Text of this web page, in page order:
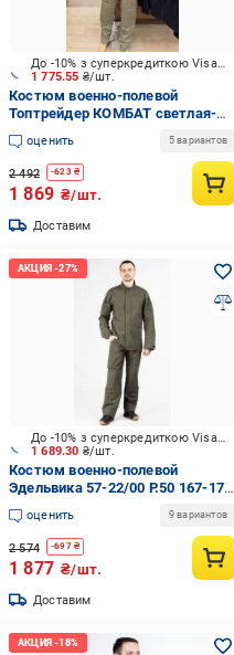
1 775.55 ₴/шт.
До -10% з суперкредиткою Visa Вигода
Костюм военно-полевой
Топтрейдер КОМБАТ светлая-
олива 112-116/170-176 см р.XL
оценить 5 вариантов
2 492 -623₴
1 869 ₴/шт.
Доставим
1 689.30 ₴/шт.
До -10% з суперкредиткою Visa Вигода
Костюм военно-полевой
Эдельвика 57-22/00 Р.50 167-173
см р.L
оценить 9 вариантов
2 574 -697₴
1 877 ₴/шт.
Доставим